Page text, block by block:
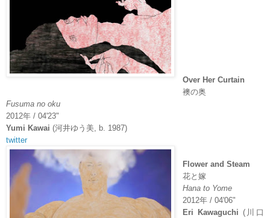
Over Her Curtain
襖の奥
Fusuma no oku
2012年 / 04'23"
Yumi Kawai (河井ゆう美, b. 1987)
twitter
Flower and Steam
花と嫁
Hana to Yome
2012年 / 04'06"
Eri Kawaguchi (川口